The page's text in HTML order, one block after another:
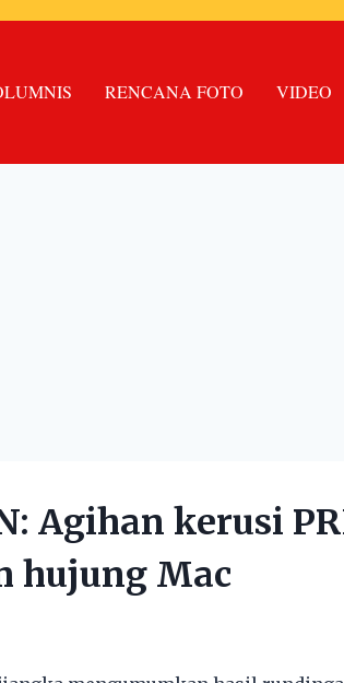
RENCANA FOTO VIDEO
Agihan kerusi
hujung Mac